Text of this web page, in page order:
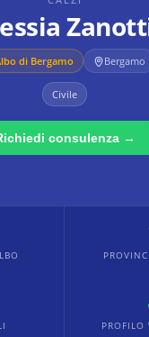
di Bergamo Bergamo
Civile
consulenza →
PROFILO